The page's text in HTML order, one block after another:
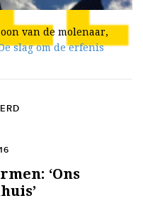
van de molenaar,
slag om de erfenis
‘Ons